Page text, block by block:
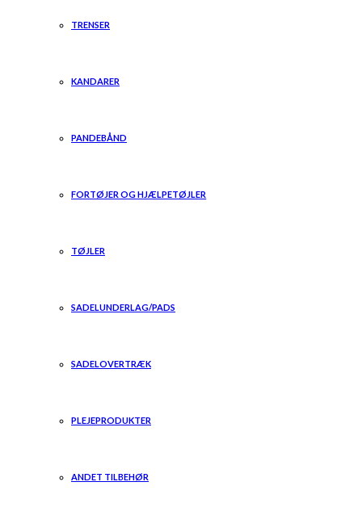
TRENSER
KANDARER
PANDEBÅND
FORTØJER OG HJÆLPETØJLER
TØJLER
SADELUNDERLAG/PADS
SADELOVERTRÆK
PLEJEPRODUKTER
ANDET TILBEHØR